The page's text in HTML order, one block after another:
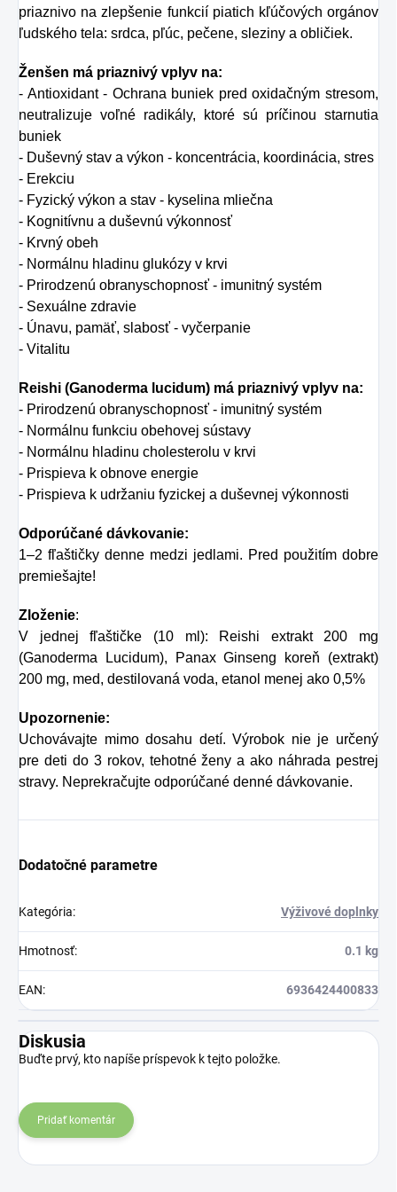
priaznivo na zlepšenie funkcií piatich kľúčových orgánov
ľudského tela: srdca, pľúc, pečene, sleziny a obličiek.
Ženšen má priaznivý vplyv na:
- Antioxidant - Ochrana buniek pred oxidačným stresom,
neutralizuje voľné radikály, ktoré sú príčinou starnutia
buniek
- Duševný stav a výkon - koncentrácia, koordinácia, stres
- Erekciu
- Fyzický výkon a stav - kyselina mliečna
- Kognitívnu a duševnú výkonnosť
- Krvný obeh
- Normálnu hladinu glukózy v krvi
- Prirodzenú obranyschopnosť - imunitný systém
- Sexuálne zdravie
- Únavu, pamäť, slabosť - vyčerpanie
- Vitalitu
Reishi (Ganoderma lucidum) má priaznivý vplyv na:
- Prirodzenú obranyschopnosť - imunitný systém
- Normálnu funkciu obehovej sústavy
- Normálnu hladinu cholesterolu v krvi
- Prispieva k obnove energie
- Prispieva k udržaniu fyzickej a duševnej výkonnosti
Odporúčané dávkovanie:
1–2 fľaštičky denne medzi jedlami. Pred použitím dobre
premiešajte!
Zloženie:
V jednej fľaštičke (10 ml): Reishi extrakt 200 mg
(Ganoderma Lucidum), Panax Ginseng koreň (extrakt)
200 mg, med, destilovaná voda, etanol menej ako 0,5%
Upozornenie:
Uchovávajte mimo dosahu detí. Výrobok nie je určený
pre deti do 3 rokov, tehotné ženy a ako náhrada pestrej
stravy. Neprekračujte odporúčané denné dávkovanie.
Dodatočné parametre
Kategória: Výživové doplnky
Hmotnosť: 0.1 kg
EAN: 6936424400833
Diskusia
Buďte prvý, kto napíše príspevok k tejto položke.
Pridať komentár